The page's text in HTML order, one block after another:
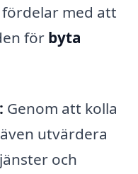
med att
för byta
Genom att kolla
utvärdera
och